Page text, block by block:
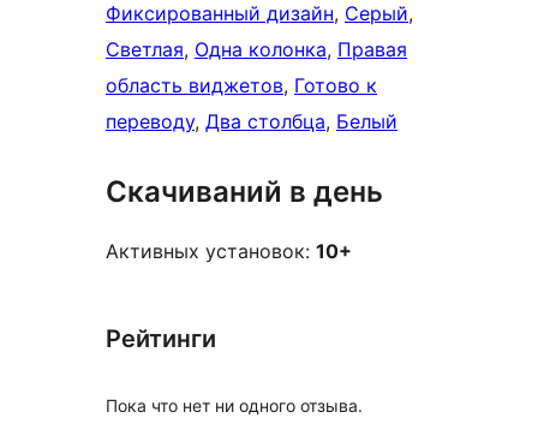
Фиксированный дизайн, Серый
Светлая, Одна колонка, Правая
область виджетов, Готово к
переводу, Два столбца, Белый
Скачиваний в день
Активных установок: 10+
Рейтинги
Пока что нет ни одного отзыва.